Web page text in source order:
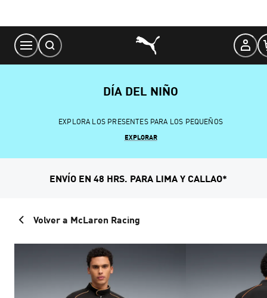
Content
DÍA DEL NIÑO
EXPLORA LOS PRESENTES PARA LOS PEQUEÑOS
EXPLORAR
ENVÍO EN 48 HRS. PARA LIMA Y CALLAO*
Volver a McLaren Racing